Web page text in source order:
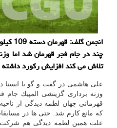
چند در جام فجر قهرمان شد اما
تلاش می كند افزایش ركورد
علی هاشمی در گفت و گو با ایسنا
وزنه برداری گزینشی المپیك
قهرمانی جهان لطمه دیدگی از
كه مانع كارم شد. حتی ها در
علت همین لطمه دیدگی هم شركت